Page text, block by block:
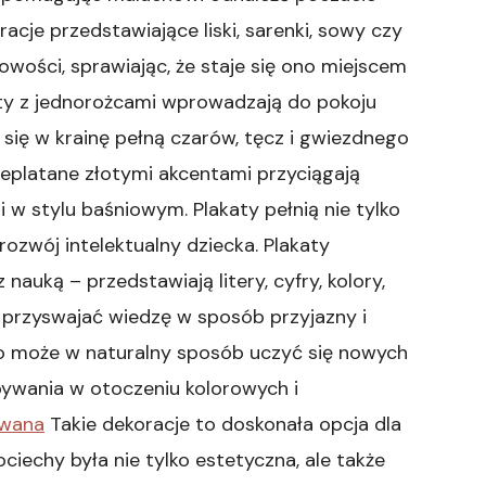
przedstawiające liski, sarenki, sowy czy
sprawiając, że staje się ono miejscem
z jednorożcami wprowadzają do pokoju
w krainę pełną czarów, tęcz i gwiezdnego
złotymi akcentami przyciągają
stylu baśniowym. Plakaty pełnią nie tylko
intelektualny dziecka. Plakaty
– przedstawiają litery, cyfry, kolory,
wiedzę w sposób przyjazny i
w naturalny sposób uczyć się nowych
w otoczeniu kolorowych i
Takie dekoracje to doskonała opcja dla
była nie tylko estetyczna, ale także